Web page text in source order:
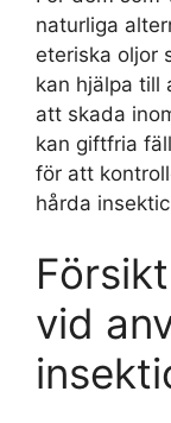
naturliga
eteriska oljor
kan hjälpa till
att skada
kan giftfria
för att
hårda
vid